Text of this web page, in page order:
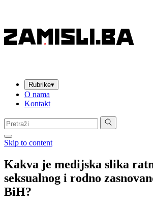
Rubrike▾
O nama
Kontakt
Pretraga:
Skip to content
Kakva je medijska slika
seksualnog i rodno
BiH?